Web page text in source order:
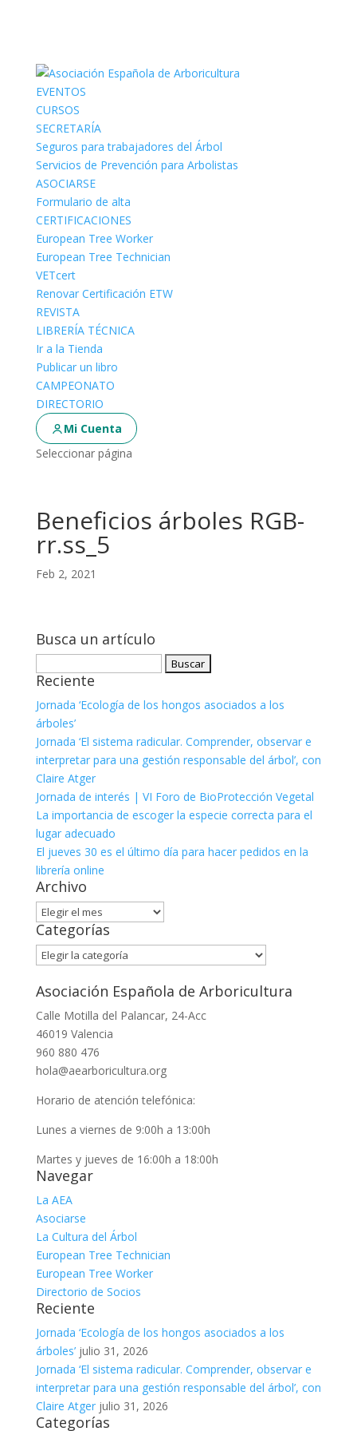
EVENTOS
CURSOS
SECRETARÍA
Seguros para trabajadores del Árbol
Servicios de Prevención para Arbolistas
ASOCIARSE
Formulario de alta
CERTIFICACIONES
European Tree Worker
European Tree Technician
VETcert
Renovar Certificación ETW
REVISTA
LIBRERÍA TÉCNICA
Ir a la Tienda
Publicar un libro
CAMPEONATO
DIRECTORIO
Mi Cuenta
Seleccionar página
Beneficios árboles RGB-
rr.ss_5
Feb 2, 2021
Busca un artículo
Reciente
Jornada ‘Ecología de los hongos asociados a los
árboles’
Jornada ‘El sistema radicular. Comprender, observar e
interpretar para una gestión responsable del árbol’, con
Claire Atger
Jornada de interés | VI Foro de BioProtección Vegetal
La importancia de escoger la especie correcta para el
lugar adecuado
El jueves 30 es el último día para hacer pedidos en la
librería online
Archivo
Archivo
Categorías
Categorías
Asociación Española de Arboricultura
Calle Motilla del Palancar, 24-Acc
46019 Valencia
960 880 476
hola@aearboricultura.org
Horario de atención telefónica:
Lunes a viernes de 9:00h a 13:00h
Martes y jueves de 16:00h a 18:00h
Navegar
La AEA
Asociarse
La Cultura del Árbol
European Tree Technician
European Tree Worker
Directorio de Socios
Reciente
Jornada ‘Ecología de los hongos asociados a los
árboles’ julio 31, 2026
Jornada ‘El sistema radicular. Comprender, observar e
interpretar para una gestión responsable del árbol’, con
Claire Atger julio 31, 2026
Categorías